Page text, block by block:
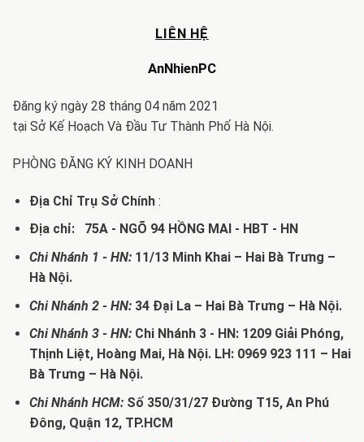
LIÊN HỆ
AnNhienPC
Đăng ký ngày 28 tháng 04 năm 2021
tại Sở Kế Hoạch Và Đầu Tư Thành Phố Hà Nội.
PHÒNG ĐĂNG KÝ KINH DOANH
Địa Chỉ Trụ Sở Chính:
Địa chỉ: 75A - NGÕ 94 HỒNG MAI - HBT - HN
Chi Nhánh 1 - HN:11/13 Minh Khai – Hai Bà Trưng –
Hà Nội.
Chi Nhánh 2 - HN:34 Đại La – Hai Bà Trưng – Hà Nội.
Chi Nhánh 3 - HN:Chi Nhánh 3 - HN: 1209 Giải Phóng,
Thịnh Liệt, Hoàng Mai, Hà Nội. LH: 0969 923 111 – Hai
Bà Trưng – Hà Nội.
Chi Nhánh HCM:Số 350/31/27 Đường T15, An Phú
Đông, Quận 12, TP.HCM